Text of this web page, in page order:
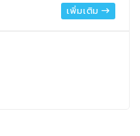
เพิ่มเติม